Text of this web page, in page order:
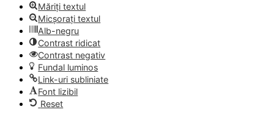
Măriți textul
Micșorați textul
Alb-negru
Contrast ridicat
Contrast negativ
Fundal luminos
Link-uri subliniate
Font lizibil
Reset